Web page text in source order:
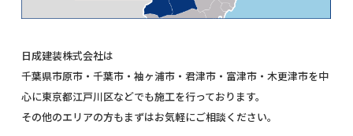
日成建装株式会社は
千葉県市原市・千葉市・袖ヶ浦市・君津市・富津市・木更津市を中
心に東京都江戸川区などでも施工を行っております。
その他のエリアの方もまずはお気軽にご相談ください。